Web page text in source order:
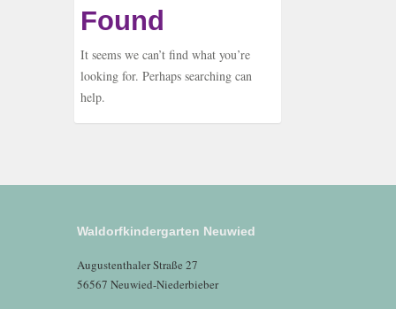
Found
It seems we can’t find what you’re
looking for. Perhaps searching can
help.
Waldorfkindergarten Neuwied
Augustenthaler Straße 27
56567 Neuwied-Niederbieber